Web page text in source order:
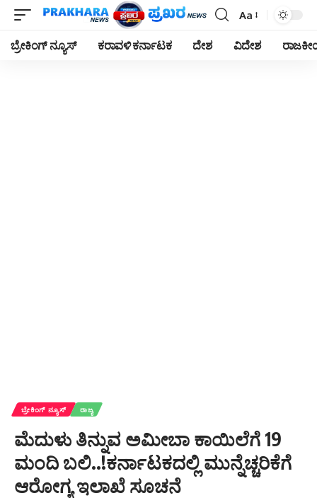
Font
Resizer
Aa
ಬ್ರೇಕಿಂಗ್ ನ್ಯೂಸ್ ಕರಾವಳಿ ಕರ್ನಾಟಕ ದೇಶ ವಿದೇಶ
ಬ್ರೇಕಿಂಗ್ ನ್ಯೂಸ್ ರಾಜ್ಯ
ಮೆದುಳು ತಿನ್ನುವ ಅಮೀಬಾ ಕಾಯಿಲೆಗೆ 19
ಮಂದಿ ಬಲಿ..!ಕರ್ನಾಟಕದಲ್ಲಿ ಮುನ್ನೆಚ್ಚರಿಕೆಗೆ
ಆರೋಗ್ಯ ಇಲಾಖೆ ಸೂಚನೆ